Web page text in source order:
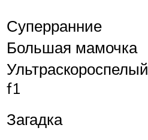
Суперранние
Большая мамочка
Ультраскороспелый
f1
Загадка